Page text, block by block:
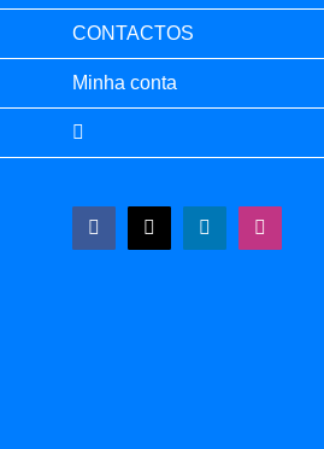
CONTACTOS
Minha conta
Facebook
X LinkedInInstagram